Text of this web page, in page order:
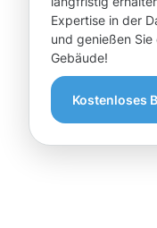
Expertise in der
und genießen
Gebäude!
Kostenloses